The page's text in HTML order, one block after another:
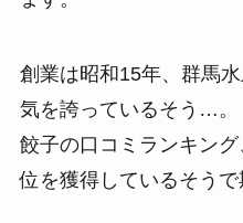
創業は昭和15年、群馬
気を誇っているそう…。
餃子の口コミランキン
位を獲得しているそうで